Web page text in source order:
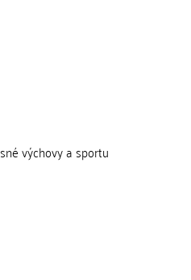
výchovy a sportu